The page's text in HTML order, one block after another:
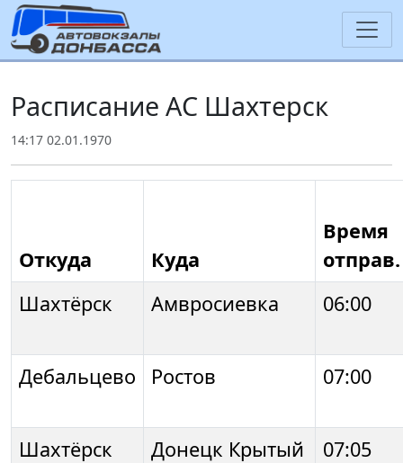
Расписание АС Шахтерск
14:17 02.01.1970
Откуда Куда
Время
отправ.
Шахтёрск
Амвросиевка 06:00
Дебальцево Ростов 07:00
Шахтёрск
Донецк Крытый
07:05